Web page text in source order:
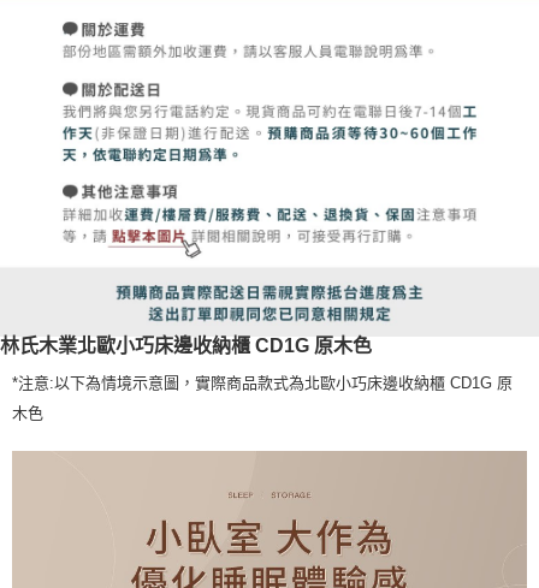
林氏木業北歐小巧床邊收納櫃 CD1G 原木色
*注意:以下為情境示意圖，實際商品款式為北歐小巧床邊收納櫃 CD1G 原
木色